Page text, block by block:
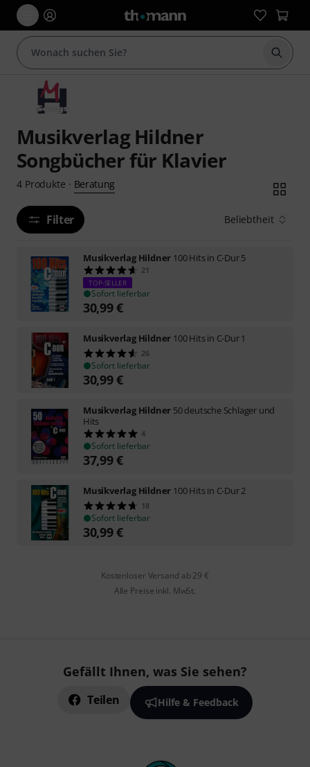
Suche
Musikverlag Hildner
Songbücher für Klavier
4 Produkte · Beratung
Filter Beliebtheit
Musikverlag Hildner 100 Hits in C-Dur 5
21
TOP-SELLER
Sofort lieferbar
30,99€
Musikverlag Hildner 100 Hits in C-Dur 1
26
Sofort lieferbar
30,99€
Musikverlag Hildner 50 deutsche Schlager und
Hits
4
Sofort lieferbar
37,99€
Musikverlag Hildner 100 Hits in C-Dur 2
18
Sofort lieferbar
30,99€
Kostenloser Versand ab 29 €
Alle Preise inkl. MwSt.
Gefällt Ihnen, was Sie sehen?
Teilen Hilfe & Feedback